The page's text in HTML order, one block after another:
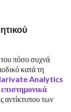
του πόσο συχνά
κατά τη
Analytics
αντίκτυπου των